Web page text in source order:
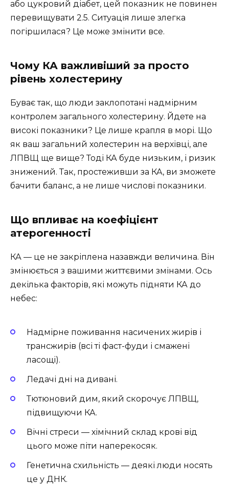
або цукровий діабет, цей показник не повинен
перевищувати 2.5. Ситуація лише злегка
погіршилася? Це може змінити все.
Чому КА важливіший за просто
рівень холестерину
Буває так, що люди заклопотані надмірним
контролем загального холестерину. Йдете на
високі показники? Це лише крапля в морі. Що
як ваш загальний холестерин на верхівці, але
ЛПВЩ ще вище? Тоді КА буде низьким, і ризик
знижений. Так, простеживши за КА, ви зможете
бачити баланс, а не лише числові показники.
Що впливає на коефіцієнт
атерогенності
КА — це не закріплена назавжди величина. Він
змінюється з вашими життєвими змінами. Ось
декілька факторів, які можуть підняти КА до
небес:
Надмірне поживання насичених жирів і
трансжирів (всі ті фаст-фуди і смажені
ласощі).
Ледачі дні на дивані.
Тютюновий дим, який скорочує ЛПВЩ,
підвищуючи КА.
Вічні стреси — хімічний склад крові від
цього може піти наперекосяк.
Генетична схильність — деякі люди носять
це у ДНК.